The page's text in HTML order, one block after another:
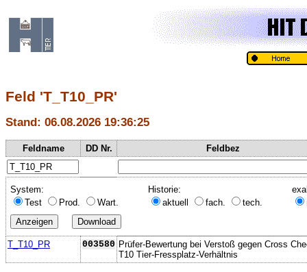
Feld 'T_T10_PR'
Stand: 06.08.2026 19:36:25
Feldname DD Nr. Feldbez
System:
Test
Prod. Wart.
Historie:
aktuell
fach. tech.
T_T10_PR 003580 Prüfer-Bewertung bei Verstoß gegen Cross
T10 Tier-Fressplatz-Verhältnis